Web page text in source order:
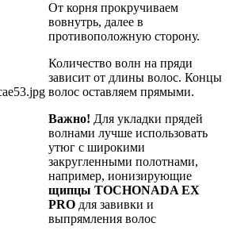
От корня прокручиваем
вовнутрь, далее в
противоположную сторону.
Количество волн на пряди
зависит от длины волос. Концы
волос оставляем прямыми.
Важно! Для укладки прядей
волнами лучше использовать
утюг с широкими
закругленными полотнами,
например, ионизирующие
щипцы TOCHONADA EX
PRO для завивки и
выпрямления волос